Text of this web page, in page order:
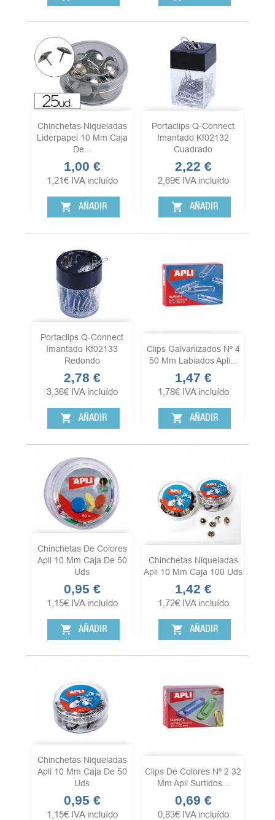
Chinchetas Niqueladas
Liderpapel 10 Mm Caja
De...
Precio
1,00 €
1,21€ IVA incluído
shopping_cart AÑADIR
Portaclips Q-Connect
Imantado Kf02132
Cuadrado
Precio
2,22 €
2,69€ IVA incluído
shopping_cart AÑADIR
Portaclips Q-Connect
Imantado Kf02133
Redondo
Precio
2,78 €
3,36€ IVA incluído
shopping_cart AÑADIR
Clips Galvanizados Nº 4
50 Mm Labiados Apli...
Precio
1,47 €
1,78€ IVA incluído
shopping_cart AÑADIR
Chinchetas De Colores
Apli 10 Mm Caja De 50
Uds
Precio
0,95 €
1,15€ IVA incluído
shopping_cart AÑADIR
Chinchetas Niqueladas
Apli 10 Mm Caja 100 Uds
Precio
1,42 €
1,72€ IVA incluído
shopping_cart AÑADIR
Chinchetas Niqueladas
Apli 10 Mm Caja De 50
Uds
Precio
0,95 €
1,15€ IVA incluído
Clips De Colores Nº 2 32
Mm Apli Surtidos...
Precio
0,69 €
0,83€ IVA incluído